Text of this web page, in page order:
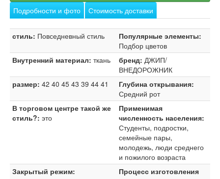
Подробности и фото
Стоимость доставки
стиль: Повседневный стиль
Популярные элементы:
Подбор цветов
Внутренний материал: ткань бренд: ДЖИП/
ВНЕДОРОЖНИК
размер: 42 40 45 43 39 44 41
Глубина открывания:
Средний рот
В торговом центре такой же
стиль?: это
Применимая
численность населения:
Студенты, подростки,
семейные пары,
молодежь, люди среднего
и пожилого возраста
Закрытый режим:
Процесс изготовления